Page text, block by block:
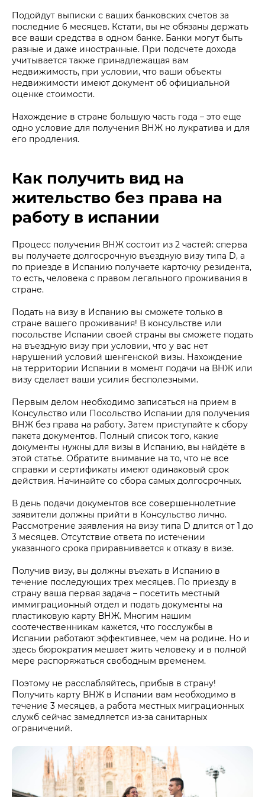
Подойдут выписки с ваших банковских счетов за
последние 6 месяцев. Кстати, вы не обязаны держать
все ваши средства в одном банке. Банки могут быть
разные и даже иностранные. При подсчете дохода
учитывается также принадлежащая вам
недвижимость, при условии, что ваши объекты
недвижимости имеют документ об официальной
оценке стоимости.
Нахождение в стране большую часть года – это еще
одно условие для получения ВНЖ но лукратива и для
его продления.
Как получить вид на
жительство без права на
работу в испании
Процесс получения ВНЖ состоит из 2 частей: сперва
вы получаете долгосрочную въездную визу типа D, а
по приезде в Испанию получаете карточку резидента,
то есть, человека с правом легального проживания в
стране.
Подать на визу в Испанию вы сможете только в
стране вашего проживания! В консульстве или
посольстве Испании своей страны вы сможете подать
на въездную визу при условии, что у вас нет
нарушений условий шенгенской визы. Нахождение
на территории Испании в момент подачи на ВНЖ или
визу сделает ваши усилия бесполезными.
Первым делом необходимо записаться на прием в
Консульство или Посольство Испании для получения
ВНЖ без права на работу. Затем приступайте к сбору
пакета документов. Полный список того, какие
документы нужны для визы в Испанию, вы найдёте в
этой статье. Обратите внимание на то, что не все
справки и сертификаты имеют одинаковый срок
действия. Начинайте со сбора самых долгосрочных.
В день подачи документов все совершеннолетние
заявители должны прийти в Консульство лично.
Рассмотрение заявления на визу типа D длится от 1 до
3 месяцев. Отсутствие ответа по истечении
указанного срока приравнивается к отказу в визе.
Получив визу, вы должны въехать в Испанию в
течение последующих трех месяцев. По приезду в
страну ваша первая задача – посетить местный
иммиграционный отдел и подать документы на
пластиковую карту ВНЖ. Многим нашим
соотечественникам кажется, что госслужбы в
Испании работают эффективнее, чем на родине. Но и
здесь бюрократия мешает жить человеку и в полной
мере распоряжаться свободным временем.
Поэтому не расслабляйтесь, прибыв в страну!
Получить карту ВНЖ в Испании вам необходимо в
течение 3 месяцев, а работа местных миграционных
служб сейчас замедляется из-за санитарных
ограничений.